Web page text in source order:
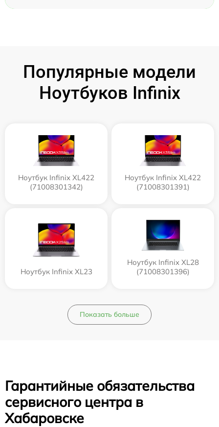
Популярные модели
Ноутбуков Infinix
Ноутбук Infinix XL422
(71008301342)
Ноутбук Infinix XL422
(71008301391)
Ноутбук Infinix XL23
Ноутбук Infinix XL28
(71008301396)
Показать больше
Гарантийные обязательства
сервисного центра в
Хабаровске